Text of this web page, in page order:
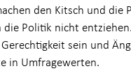
den Kitsch und die
die Politik nicht
sein und
in Umfragewerten.